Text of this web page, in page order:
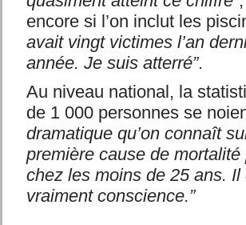
encore si l’on inclut les
avait vingt victimes l’an
année. Je suis atterré”.
Au niveau national, la
de 1 000 personnes se
dramatique qu’on connaît
première cause de
chez les moins de 25 ans. Il
vraiment conscience.”